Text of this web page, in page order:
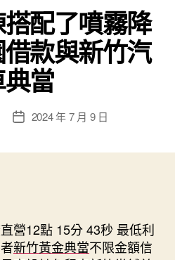
配了噴霧降
款與新竹汽
當
文 2024 年 7 月 9 日
營12點 15分 43秒 最低利
新竹黃金典當不限金額信